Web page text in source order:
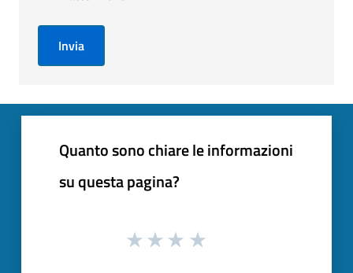
Invia
Quanto sono chiare le informazioni
su questa pagina?